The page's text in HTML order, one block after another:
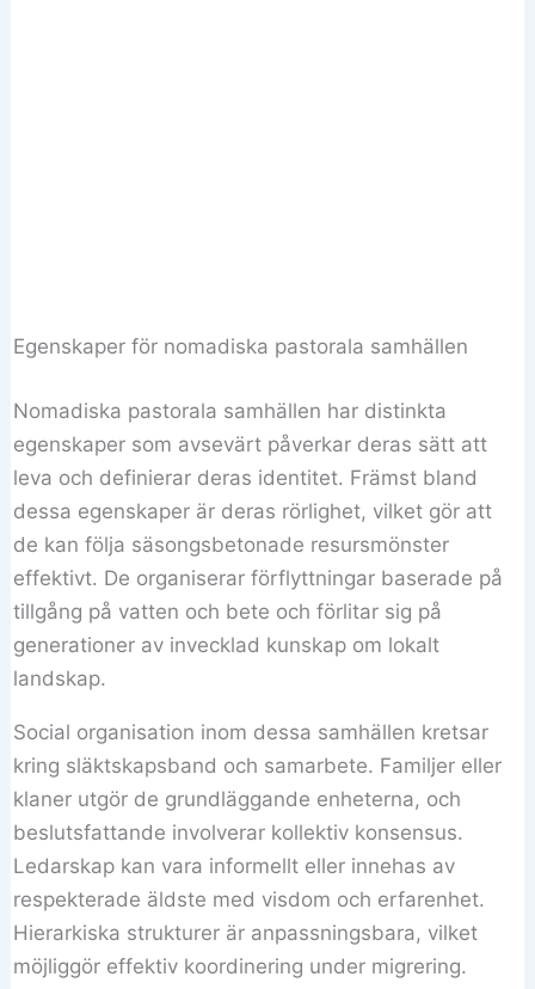
Egenskaper för nomadiska pastorala samhällen
Nomadiska pastorala samhällen har distinkta
egenskaper som avsevärt påverkar deras sätt att
leva och definierar deras identitet. Främst bland
dessa egenskaper är deras rörlighet, vilket gör att
de kan följa säsongsbetonade resursmönster
effektivt. De organiserar förflyttningar baserade på
tillgång på vatten och bete och förlitar sig på
generationer av invecklad kunskap om lokalt
landskap.
Social organisation inom dessa samhällen kretsar
kring släktskapsband och samarbete. Familjer eller
klaner utgör de grundläggande enheterna, och
beslutsfattande involverar kollektiv konsensus.
Ledarskap kan vara informellt eller innehas av
respekterade äldste med visdom och erfarenhet.
Hierarkiska strukturer är anpassningsbara, vilket
möjliggör effektiv koordinering under migrering.